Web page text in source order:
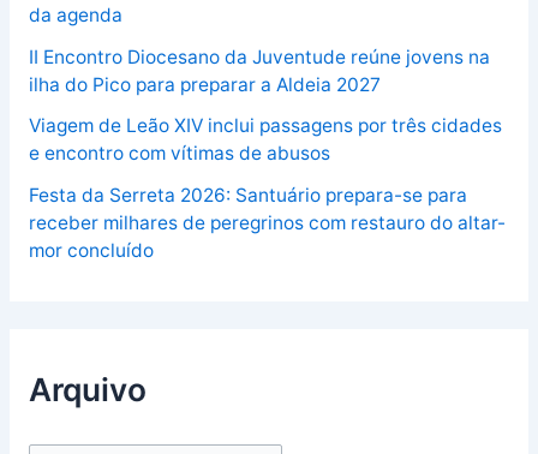
da agenda
II Encontro Diocesano da Juventude reúne jovens na
ilha do Pico para preparar a Aldeia 2027
Viagem de Leão XIV inclui passagens por três cidades
e encontro com vítimas de abusos
Festa da Serreta 2026: Santuário prepara-se para
receber milhares de peregrinos com restauro do altar-
mor concluído
Arquivo